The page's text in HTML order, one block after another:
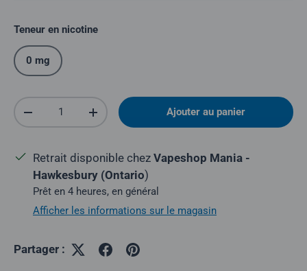
Teneur en nicotine
0 mg
Quantité
Réduire la quantitéAugmenter la quantitéAjouter au panier
Retrait disponible chez Vapeshop Mania -
Hawkesbury (Ontario)
Prêt en 4 heures, en général
Afficher les informations sur le magasin
Partager :